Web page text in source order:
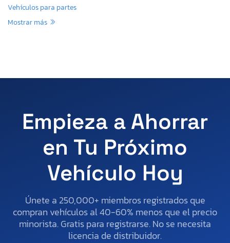
Vehículos para partes
Mostrar más
Empieza a Ahorrar
en Tu Próximo
Vehículo Hoy
Únete a 250,000+ miembros registrados que
compran vehículos al 40-60% menos que el precio
minorista. Gratis para registrarse. No se necesita
licencia de distribuidor.